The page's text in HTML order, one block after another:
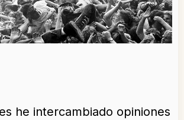
he intercambiado opiniones